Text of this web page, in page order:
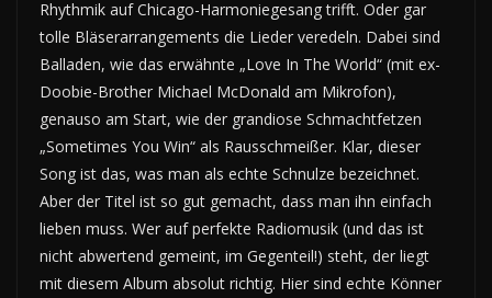
Rhythmik auf Chicago-Harmoniegesang trifft. Oder gar
tolle Bläserarrangements die Lieder veredeln. Dabei sind
Balladen, wie das erwähnte „Love In The World“ (mit ex-
Doobie-Brother Michael McDonald am Mikrofon),
genauso am Start, wie der grandiose Schmachtfetzen
„Sometimes You Win“ als Rausschmeißer. Klar, dieser
Song ist das, was man als echte Schnulze bezeichnet.
Aber der Titel ist so gut gemacht, dass man ihn einfach
lieben muss. Wer auf perfekte Radiomusik (und das ist
nicht abwertend gemeint, im Gegenteil!) steht, der liegt
mit diesem Album absolut richtig. Hier sind echte Könner